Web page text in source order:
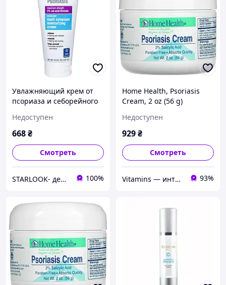
Увлажняющий крем от
псориаза и себорейного
Psoriasis 3% Sal-Acid
Moisturizing Cream 104
Недоступен
668₴
Смотреть
STARLOOK- действенный уход, роскошный макияж 100%
Home Health, Psoriasis
Cream, 2 oz (56 g)
Недоступен
929₴
Смотреть
Vitamins — интернет-магазин витаминов и минералов 93%